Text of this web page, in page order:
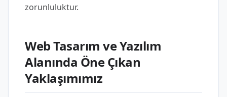
zorunluluktur.
Web Tasarım ve Yazılım
Alanında Öne Çıkan
Yaklaşımımız